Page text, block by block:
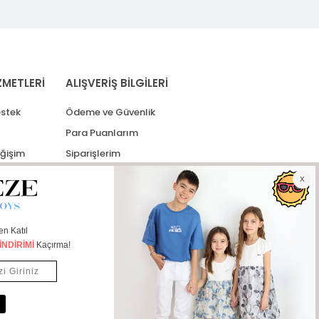
ALIŞVERİŞ BİLGİLERİ
Ödeme ve Güvenlik
Para Puanlarım
Siparişlerim